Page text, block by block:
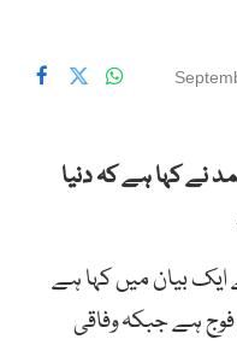
نے کہا ہے کہ دنیا
ایک بیان میں کہا ہے
فوج ہے جبکہ وفاقی